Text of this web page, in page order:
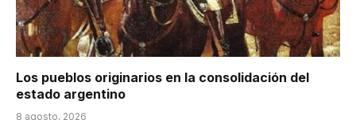
Los pueblos originarios en la consolidación del
estado argentino
8 agosto, 2026